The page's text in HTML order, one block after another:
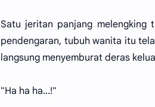
Satu jeritan panjang
pendengaran, tubuh wanita itu
langsung menyemburat deras
"Ha ha ha...!"